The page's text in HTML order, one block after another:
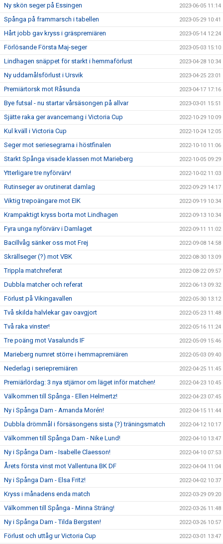
Ny skön seger på Essingen 2023-06-05 11:14
Spånga på frammarsch i tabellen 2023-05-29 10:41
Hårt jobb gav kryss i gräspremiären 2023-05-14 12:24
Förlösande Första Maj-seger 2023-05-03 15:10
Lindhagen snäppet för starkt i hemmaförlust 2023-04-28 10:34
Ny uddamålsförlust i Ursvik 2023-04-25 23:01
Premiärtorsk mot Råsunda 2023-04-17 17:16
Bye futsal - nu startar vårsäsongen på allvar 2023-03-01 15:51
Sjätte raka ger avancemang i Victoria Cup 2022-10-29 10:09
Kul kväll i Victoria Cup 2022-10-24 12:05
Seger mot seriesegrarna i höstfinalen 2022-10-10 11:06
Starkt Spånga visade klassen mot Marieberg 2022-10-05 09:29
Ytterligare tre nyförvärv! 2022-10-02 11:03
Rutinseger av orutinerat damlag 2022-09-29 14:17
Viktig trepoängare mot EIK 2022-09-19 10:34
Krampaktigt kryss borta mot Lindhagen 2022-09-13 10:34
Fyra unga nyförvärv i Damlaget 2022-09-11 11:02
Bacillvåg sänker oss mot Frej 2022-09-08 14:58
Skrällseger (?) mot VBK 2022-08-30 13:09
Trippla matchreferat 2022-08-22 09:57
Dubbla matcher och referat 2022-06-13 09:32
Förlust på Vikingavallen 2022-05-30 13:12
Två skilda halvlekar gav oavgjort 2022-05-23 11:48
Två raka vinster! 2022-05-16 11:24
Tre poäng mot Vasalunds IF 2022-05-09 15:46
Marieberg numret större i hemmapremiären 2022-05-03 09:40
Nederlag i seriepremiären 2022-04-25 11:45
Premiärlördag: 3 nya stjärnor om läget inför matchen! 2022-04-23 10:45
Välkommen till Spånga - Ellen Helmertz! 2022-04-23 07:45
Ny i Spånga Dam - Amanda Morén! 2022-04-15 11:44
Dubbla drömmål i försäsongens sista (?) träningsmatch 2022-04-12 10:17
Välkommen till Spånga Dam - Nike Lund! 2022-04-10 13:47
Ny i Spånga Dam - Isabelle Claesson! 2022-04-10 07:53
Årets första vinst mot Vallentuna BK DF 2022-04-04 11:04
Ny i Spånga Dam - Elsa Fritz! 2022-04-02 10:37
Kryss i månadens enda match 2022-03-29 09:20
Välkommen till Spånga - Minna Sträng! 2022-03-26 11:48
Ny i Spånga Dam - Tilda Bergsten! 2022-03-26 10:57
Förlust och uttåg ur Victoria Cup 2022-03-01 13:47